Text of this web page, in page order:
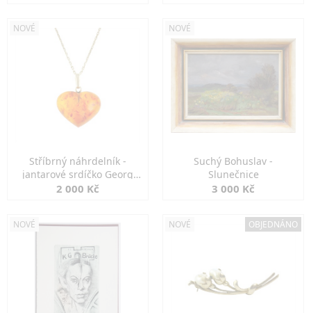
NOVÉ
Stříbrný náhrdelník -
jantarové srdíčko Georg
Kramer
2 000 Kč
NOVÉ
Suchý Bohuslav -
Slunečnice
3 000 Kč
NOVÉ NOVÉ OBJEDNÁNO